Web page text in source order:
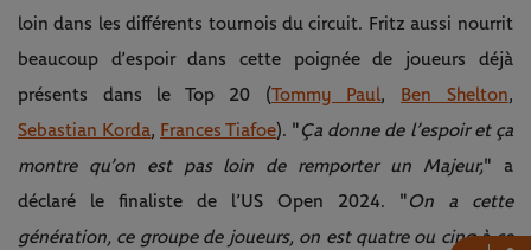
loin dans les différents tournois du circuit. Fritz aussi nourrit
beaucoup d’espoir dans cette poignée de joueurs déjà
présents dans le Top 20 (Tommy Paul, Ben Shelton,
Sebastian Korda, Frances Tiafoe). "Ça donne de l’espoir et ça
montre qu’on est pas loin de remporter un Majeur," a
déclaré le finaliste de l’US Open 2024. "On a cette
génération, ce groupe de joueurs, on est quatre ou cinq à ce